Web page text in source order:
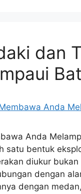
dan
Anda
satu bentuk
diukur
dengan
dengan